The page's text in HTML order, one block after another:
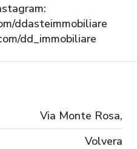
ddasteimmobiliare
dd_immobiliare
Via Monte Rosa,
Volvera